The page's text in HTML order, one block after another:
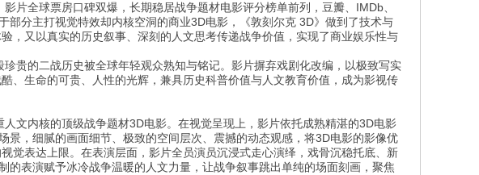
片全球票房口碑双爆，长期稳居战争题材电影评分榜单前列，豆瓣、IMDb、
分主打视觉特效却内核空洞的商业3D电影，《敦刻尔克 3D》做到了技术与
，又以真实的历史叙事、深刻的人文思考传递战争价值，实现了商业娱乐性与
贵的二战历史被全球年轻观众熟知与铭记。影片摒弃戏剧化改编，以极致写实
、生命的可贵、人性的光辉，兼具历史科普价值与人文教育价值，成为影视传
文内核的顶级战争题材3D电影。在视觉呈现上，影片依托成熟精湛的3D电影
，细腻的画面细节、极致的空间层次、震撼的动态观感，将3D电影的影像优
觉表达上限。在表演层面，影片全员演员沉浸式走心演绎，戏骨沉稳托底、新
表演赋予冰冷战争温暖的人文力量，让战争叙事跳出单纯的场面刻画，聚焦